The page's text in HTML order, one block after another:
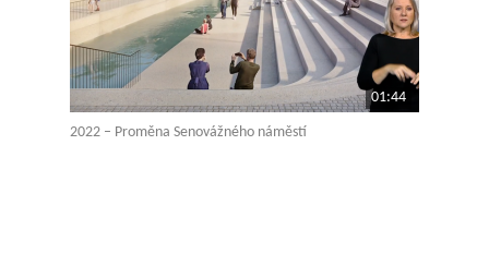
01:44
2022 – Proměna Senovážného náměstí